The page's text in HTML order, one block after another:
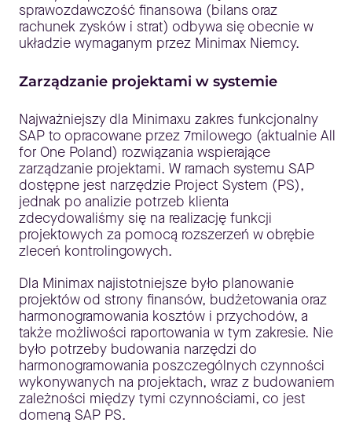
sprawozdawczość finansowa (bilans oraz
rachunek zysków i strat) odbywa się obecnie w
układzie wymaganym przez Minimax Niemcy.
Zarządzanie projektami w systemie
Najważniejszy dla Minimaxu zakres funkcjonalny
SAP to opracowane przez 7milowego (aktualnie All
for One Poland) rozwiązania wspierające
zarządzanie projektami. W ramach systemu SAP
dostępne jest narzędzie Project System (PS),
jednak po analizie potrzeb klienta
zdecydowaliśmy się na realizację funkcji
projektowych za pomocą rozszerzeń w obrębie
zleceń kontrolingowych.
Dla Minimax najistotniejsze było planowanie
projektów od strony finansów, budżetowania oraz
harmonogramowania kosztów i przychodów, a
także możliwości raportowania w tym zakresie. Nie
było potrzeby budowania narzędzi do
harmonogramowania poszczególnych czynności
wykonywanych na projektach, wraz z budowaniem
zależności między tymi czynnościami, co jest
domeną SAP PS.